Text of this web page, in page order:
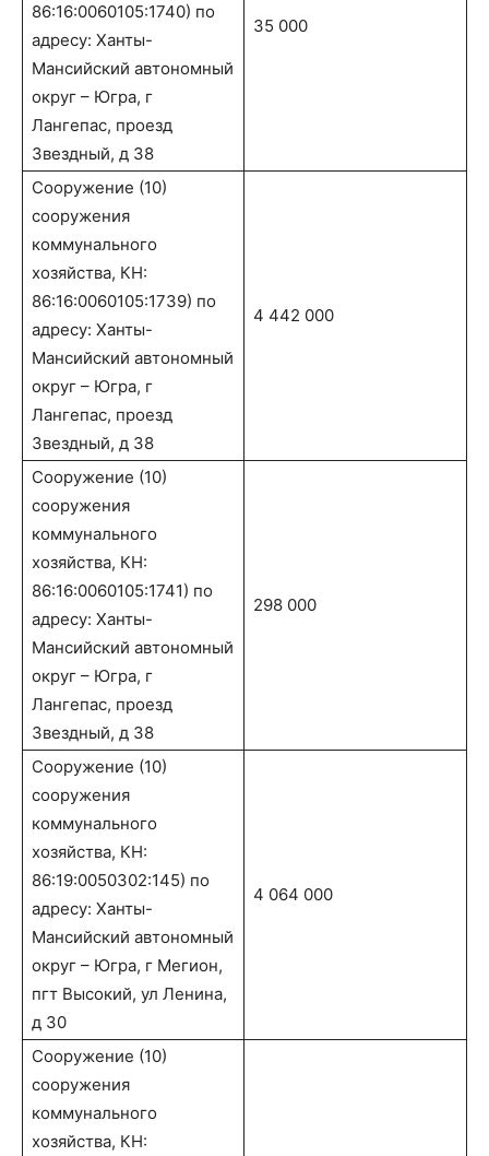
86:16:0060105:1740) по
адресу: Ханты-
Мансийский автономный
округ – Югра, г
Лангепас, проезд
Звездный, д 38
35 000
Сооружение (10)
сооружения
коммунального
хозяйства, КН:
86:16:0060105:1739) по
адресу: Ханты-
Мансийский автономный
округ – Югра, г
Лангепас, проезд
Звездный, д 38
4 442 000
Сооружение (10)
сооружения
коммунального
хозяйства, КН:
86:16:0060105:1741) по
адресу: Ханты-
Мансийский автономный
округ – Югра, г
Лангепас, проезд
Звездный, д 38
298 000
Сооружение (10)
сооружения
коммунального
хозяйства, КН:
86:19:0050302:145) по
адресу: Ханты-
Мансийский автономный
округ – Югра, г Мегион,
пгт Высокий, ул Ленина,
д 30
4 064 000
Сооружение (10)
сооружения
коммунального
хозяйства, КН: